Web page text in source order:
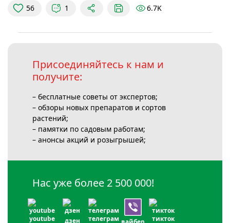
56 1 6.7K
Присоединяйтесь к нам и
получите:
– бесплатные советы от экспертов;
– обзоры новых препаратов и сортов
растений;
– памятки по садовым работам;
– анонсы акций и розыгрышей;
Нас уже более 2 500 000!
youtube дзен телеграм тикток